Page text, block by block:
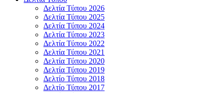
Δελτία Τύπου 2026
Δελτία Τύπου 2025
Δελτία Τύπου 2024
Δελτία Τύπου 2023
Δελτία Τύπου 2022
Δελτία Τύπου 2021
Δελτία Τύπου 2020
Δελτία Τύπου 2019
Δελτίο Τύπου 2018
Δελτίο Τύπου 2017